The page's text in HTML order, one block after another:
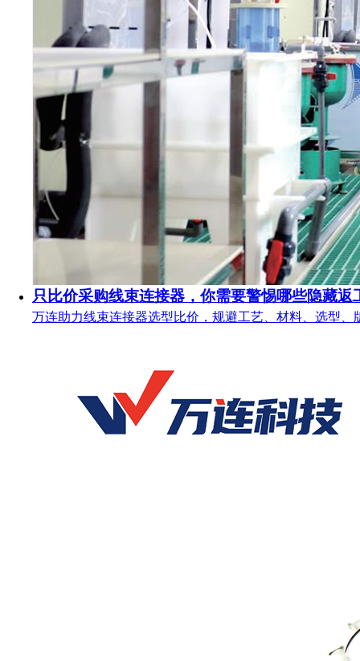
只比价采购线束连接器，你需要警惕哪些隐藏返
万连助力线束连接器选型比价，规避工艺、材料、选型、